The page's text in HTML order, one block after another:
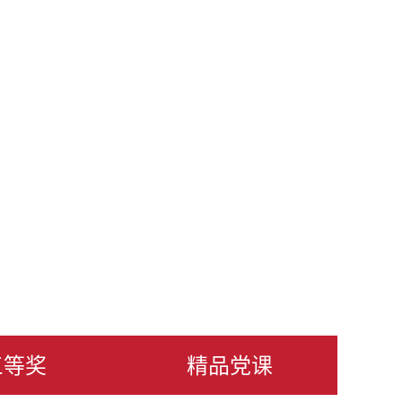
等奖 精品党课